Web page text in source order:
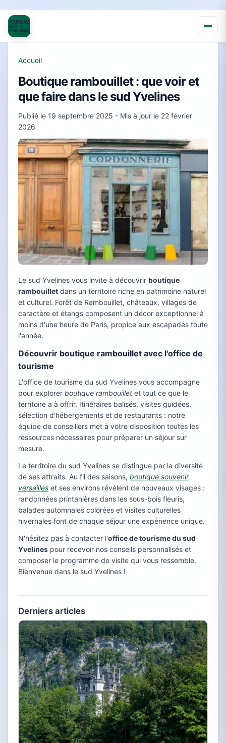
Accueil
Boutique rambouillet : que voir et
que faire dans le sud Yvelines
Publié le 19 septembre 2025 - Mis à jour le 22 février
2026
Le sud Yvelines vous invite à découvrir boutique
rambouillet dans un territoire riche en patrimoine naturel
et culturel. Forêt de Rambouillet, châteaux, villages de
caractère et étangs composent un décor exceptionnel à
moins d'une heure de Paris, propice aux escapades toute
l'année.
Découvrir boutique rambouillet avec l'office de
tourisme
L'office de tourisme du sud Yvelines vous accompagne
pour explorer boutique rambouillet et tout ce que le
territoire a à offrir. Itinéraires balisés, visites guidées,
sélection d'hébergements et de restaurants : notre
équipe de conseillers met à votre disposition toutes les
ressources nécessaires pour préparer un séjour sur
mesure.
Le territoire du sud Yvelines se distingue par la diversité
de ses attraits. Au fil des saisons, boutique souvenir
versailles et ses environs révèlent de nouveaux visages :
randonnées printanières dans les sous-bois fleuris,
balades automnales colorées et visites culturelles
hivernales font de chaque séjour une expérience unique.
N'hésitez pas à contacter l'office de tourisme du sud
Yvelines pour recevoir nos conseils personnalisés et
composer le programme de visite qui vous ressemble.
Bienvenue dans le sud Yvelines !
Derniers articles